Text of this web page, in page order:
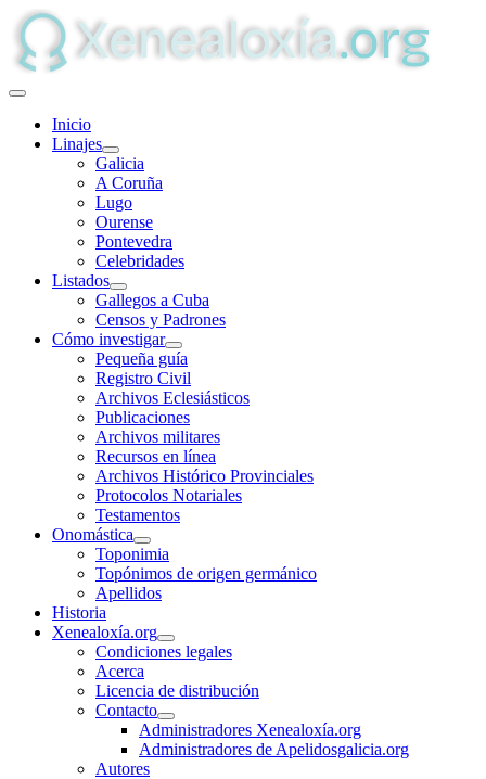
Inicio
Linajes
Galicia
A Coruña
Lugo
Ourense
Pontevedra
Celebridades
Listados
Gallegos a Cuba
Censos y Padrones
Cómo investigar
Pequeña guía
Registro Civil
Archivos Eclesiásticos
Publicaciones
Archivos militares
Recursos en línea
Archivos Histórico Provinciales
Protocolos Notariales
Testamentos
Onomástica
Toponimia
Topónimos de origen germánico
Apellidos
Historia
Xenealoxía.org
Condiciones legales
Acerca
Licencia de distribución
Contacto
Administradores Xenealoxía.org
Administradores de Apelidosgalicia.org
Autores